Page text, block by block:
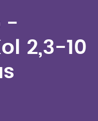
2,3-10
-
2,3-10